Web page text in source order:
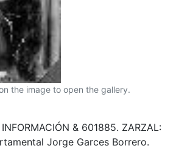
the image to open the gallery.
& 601885. ZARZAL:
Jorge Garces Borrero.